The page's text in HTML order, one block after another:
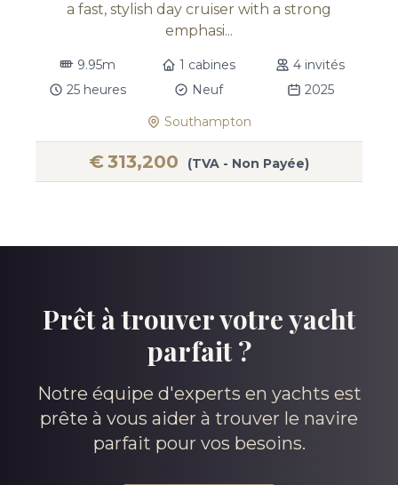
a fast, stylish day cruiser with a strong
emphasi...
9.95m 1 cabines
4 invités
25 heures
Neuf
2025
Southampton
€313,200 (TVA - Non Payée)
Prêt à trouver votre yacht
parfait ?
Notre équipe d'experts en yachts est
prête à vous aider à trouver le navire
parfait pour vos besoins.